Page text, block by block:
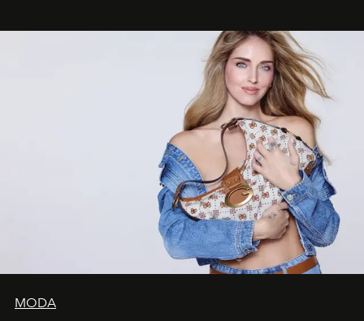
unsurlarından biri olarak öne çıkıyor.
MODA